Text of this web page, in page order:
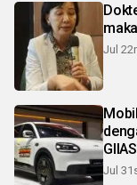
Jul
GIIAS
Jul